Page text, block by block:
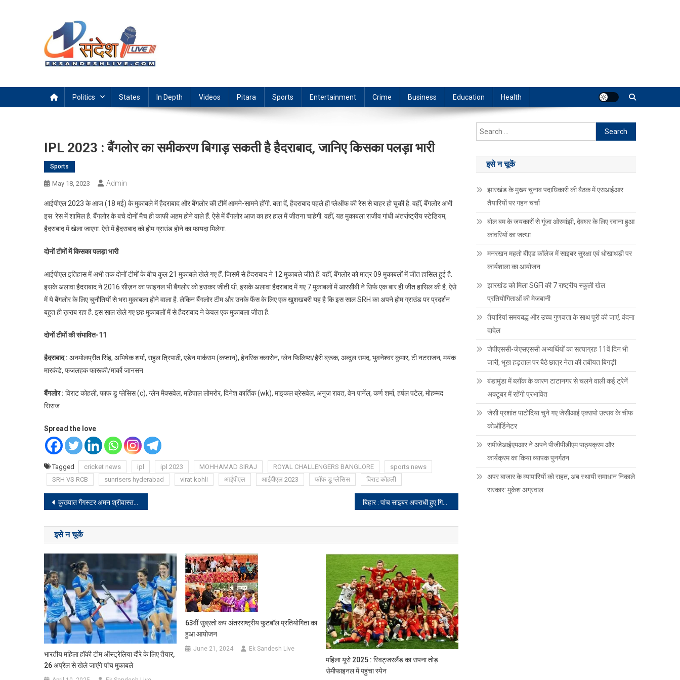
Politics States In Depth Videos Pitara Sports Entertainment Crime Business Education Health
IPL 2023 : बैंगलोर का समीकरण बिगाड़ सकती है हैदराबाद, जानिए किसका पलड़ा भारी
Sports
May 18, 2023 Admin
आईपीएल 2023 के आज (18 मई) के मुकाबले में हैदराबाद और बैंगलोर की टीमें आमने-सामने होंगी. बता दें, हैदराबाद पहले ही प्लेऑफ की रेस से बाहर हो चुकी है. वहीं, बैंगलोर अभी
इस रेस में शामिल है. बैंगलोर के बचे दोनों मैच ही काफी अहम होने वाले हैं. ऐसे में बैंगलोर आज का हर हाल में जीतना चाहेगी. वहीं, यह मुकाबला राजीव गांधी अंतर्राष्ट्रीय स्टेडियम,
हैदराबाद में खेला जाएगा. ऐसे में हैदराबाद को होम ग्राउंड होने का फायदा मिलेगा.
दोनों टीमों में किसका पलड़ा भारी
आईपीएल इतिहास में अभी तक दोनों टीमों के बीच कुल 21 मुकाबले खेले गए हैं. जिसमें से हैदराबाद ने 12 मुकाबले जीते हैं. वहीं, बैंगलोर को मात्र 09 मुकाबलों में जीत हासिल हुई है.
इसके अलावा हैदराबाद ने 2016 सीज़न का फाइनल भी बैंगलोर को हराकर जीती थी. इसके अलावा हैदराबाद में गए 7 मुकाबलों में आरसीबी ने सिर्फ एक बार ही जीत हासिल की है. ऐसे
में ये बैंगलोर के लिए चुनौतियों से भरा मुकाबला होने वाला है. लेकिन बैंगलोर टीम और उनके फैंस के लिए एक खुशखबरी यह है कि इस साल SRH का अपने होम ग्राउंड पर प्रदर्शन
बहुत ही ख़राब रहा है. इस साल खेले गए छह मुकाबलों में से हैदराबाद ने केवल एक मुकाबला जीता है.
दोनों टीमों की संभावित-11
हैदराबाद: अनमोलप्रीत सिंह, अभिषेक शर्मा, राहुल त्रिपाठी, एडेन मार्कराम (कप्तान), हेनरिक क्लासेन, ग्लेन फिलिप्स/हैरी ब्रूक, अब्दुल समद, भुवनेश्वर कुमार, टी नटराजन, मयंक
मारकंडे, फजलहक फारूकी/मार्को जानसन
बैंगलोर: विराट कोहली, फाफ डु प्लेसिस (c), ग्लेन मैक्सवेल, महिपाल लोमरोर, दिनेश कार्तिक (wk), माइकल ब्रेसवेल, अनुज रावत, वेन पार्नेल, कर्ण शर्मा, हर्षल पटेल, मोहम्मद
सिराज
Spread the love
Tagged cricket news ipl ipl 2023 MOHHAMAD SIRAJ ROYAL CHALLENGERS BANGLORE
sports news
SRH VS RCB
sunrisers hyderabad virat kohli आईपीएल आईपीएल 2023 फॉफ डू प्लेसिस विराट कोहली
Post
navigation
कुख्यात गैंगस्टर अमन श्रीवास्तव की रांची सिविल कोर्ट में हुई पेशी, 15 दिन के न्यायिक हिरासत में भेजा गए बिहार : पांच साइबर अपराधी हुए गिरफ्तार, लाखों के कैश, सोने-जवारत और फोन किए गए बरामद
इसे न चूकें
भारतीय महिला हॉकी टीम ऑस्ट्रेलिया दौरे के लिए तैयार,
26 अप्रैल से खेले जाएंगे पांच मुकाबले
63वीं सुब्रतो कप अंतरराष्ट्रीय फुटबॉल प्रतियोगिता का
हुआ आयोजन
June 21, 2024 Ek Sandesh Live
महिला यूरो 2025 : स्विट्जरलैंड का सपना तोड़
सेमीफाइनल में पहुंचा स्पेन
Search
for:
इसे न चूकें
झारखंड के मुख्य चुनाव पदाधिकारी की बैठक में एसआईआर
तैयारियों पर गहन चर्चा
बोल बम के जयकारों से गूंजा ओरमांझी, देवघर के लिए रवाना हुआ
कांवरियों का जत्था
मनरखन महतो बीएड कॉलेज में साइबर सुरक्षा एवं धोखाधड़ी पर
कार्यशाला का आयोजन
झारखंड को मिला SGFI की 7 राष्ट्रीय स्कूली खेल
प्रतियोगिताओं की मेजबानी
तैयारियां समयबद्ध और उच्च गुणवत्ता के साथ पूरी की जाएं: वंदना
दादेल
जेपीएससी-जेएसएससी अभ्यर्थियों का सत्याग्रह 11वें दिन भी
जारी, भूख हड़ताल पर बैठे छात्र नेता की तबीयत बिगड़ी
बंडामुंडा में ब्लॉक के कारण टाटानगर से चलने वाली कई ट्रेनें
अक्टूबर में रहेंगी प्रभावित
जेसी प्रशांत पाटोदिया चुने गए जेसीआई एक्सपो उत्सव के चीफ
कोऑर्डिनेटर
सपीजेआईएमआर ने अपने पीजीपीडीएम पाठ्यक्रम और
कार्यक्रम का किया व्यापक पुनर्गठन
अपर बाजार के व्यापारियों को राहत, अब स्थायी समाधान निकाले
सरकार: मुकेश अग्रवाल